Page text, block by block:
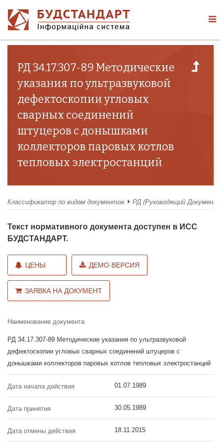
РД 34.17.307-89 Методические
указания по ультразвуковой
дефектоскопии угловых
сварных соединений
штуцеров с донышками
коллекторов паровых котлов
тепловых электростанций
Классификатор по видам документов РД (Руководящий Документ)
Текст нормативного документа доступен в ИСС
БУДСТАНДАРТ.
ЦЕНЫ ДЕМО-ВЕРСИЯ
ЗАЯВКА НА ДОКУМЕНТ
Наименование документа
РД 34.17.307-89 Методические указания по ультразвуковой
дефектоскопии угловых сварных соединений штуцеров с
донышками коллекторов паровых котлов тепловых электростанций
Дата начала действия 01.07.1989
Дата принятия 30.05.1989
Дата отмены действия 18.11.2015